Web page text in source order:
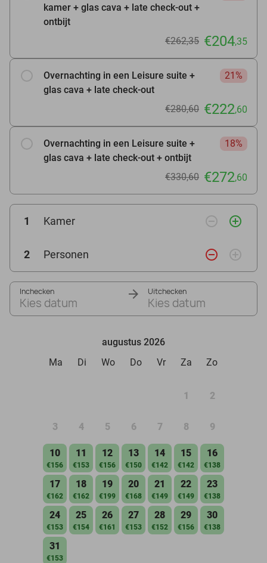
kamer + glas cava + late check-out +
ontbijt
€262,35 €204,35
Overnachting in een Leisure suite +
glas cava + late check-out
21%
€280,60 €222,60
Overnachting in een Leisure suite +
glas cava + late check-out + ontbijt
18%
€330,60 €272,60
1 Kamer remove_circle_outline add_circle_outline
2 Personen remove_circle_outline add_circle_outline
Inchecken
Kies datum
Uitchecken
Kies datum
augustus 2026
Ma
Di Wo Do Vr Za Zo
1 2
3 4 5 6 7 8 9
10
€156
11
€153
12
€156
13
€150
14
€142
15
€142
16
€138
17
€162
18
€162
19
€199
20
€168
21
€149
22
€149
23
€138
24
€153
25
€154
26
€161
27
€153
28
€152
29
€156
30
€138
31
€153